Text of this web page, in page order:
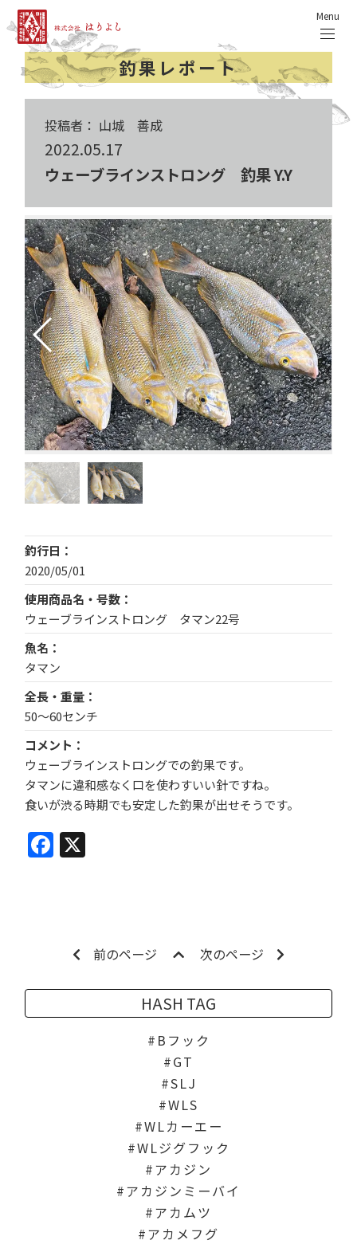
Menu
釣果レポート
投稿者： 山城 善成
2022.05.17
ウェーブラインストロング 釣果 Y.Y
釣行日
2020/05/01
使用商品名・号数
ウェーブラインストロング タマン22号
魚名
タマン
全長・重量
50〜60センチ
コメント
ウェーブラインストロングでの釣果です。
タマンに違和感なく口を使わすいい針ですね。
食いが渋る時期でも安定した釣果が出せそうです。
Facebook
前のページ 次のページ
HASH TAG
Bフック
GT
SLJ
WLS
WLカーエー
WLジグフック
アカジン
アカジンミーバイ
アカムツ
アカメフグ